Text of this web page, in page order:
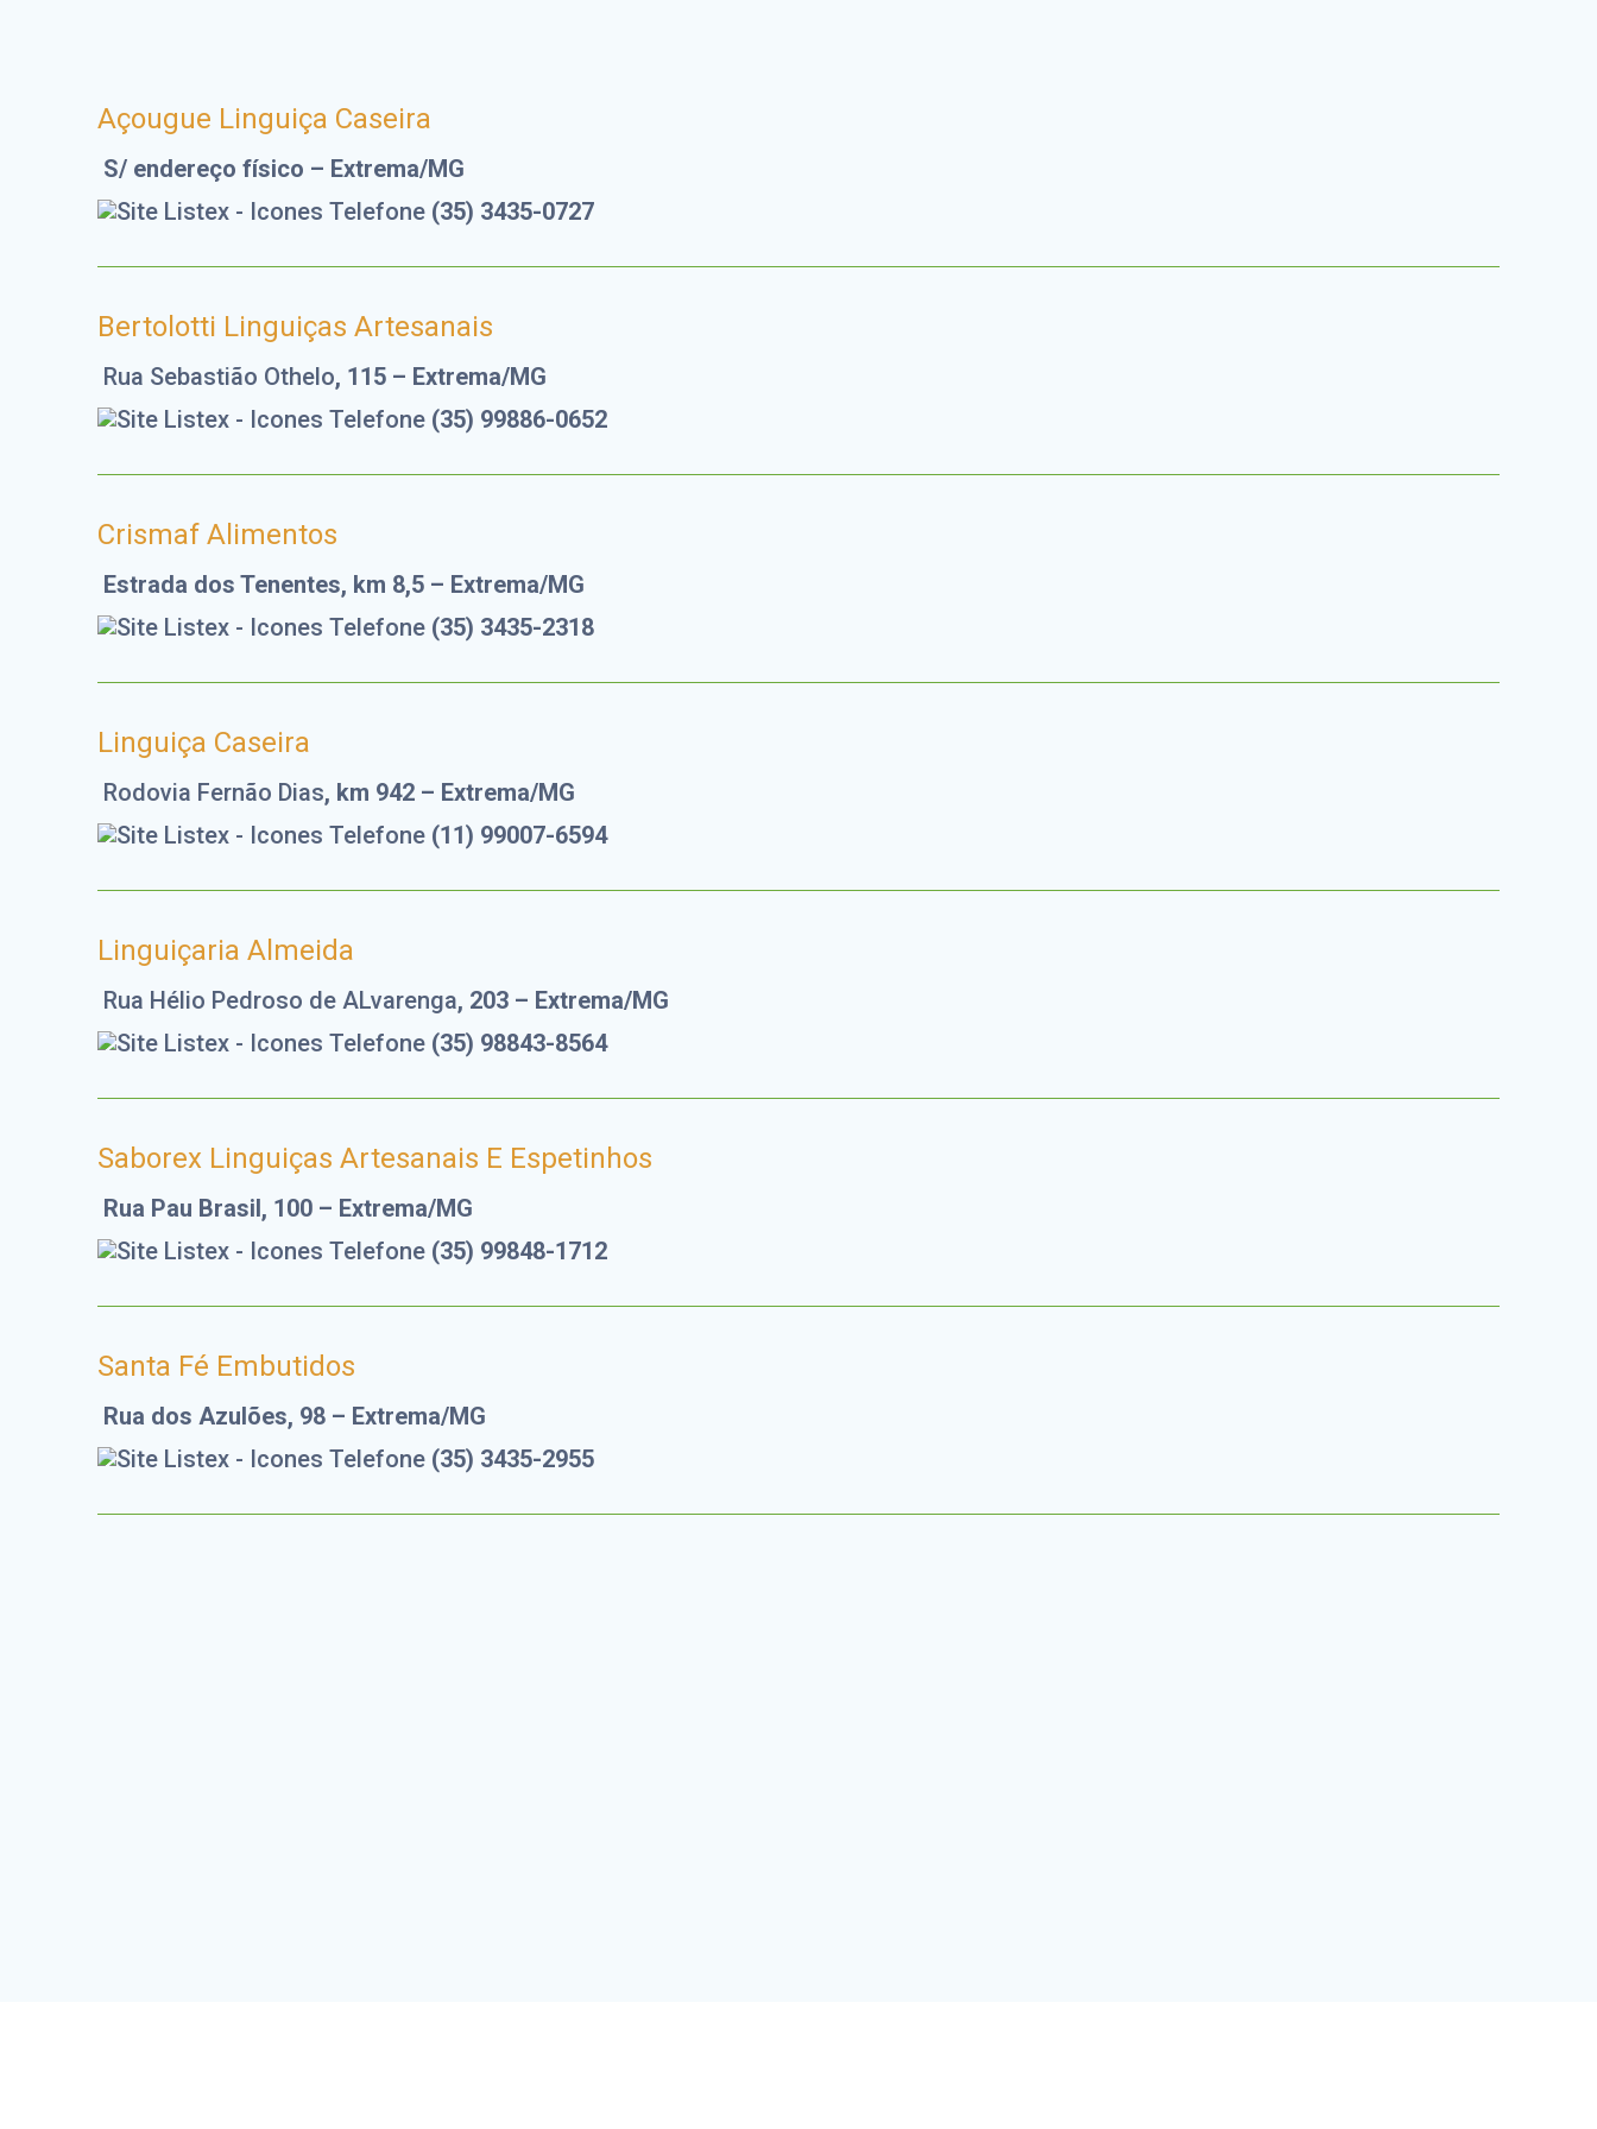
Açougue Linguiça Caseira
S/ endereço físico – Extrema/MG
(35) 3435-0727
Bertolotti Linguiças Artesanais
Rua Sebastião Othelo, 115 – Extrema/MG
(35) 99886-0652
Crismaf Alimentos
Estrada dos Tenentes, km 8,5 – Extrema/MG
(35) 3435-2318
Linguiça Caseira
Rodovia Fernão Dias, km 942 – Extrema/MG
(11) 99007-6594
Linguiçaria Almeida
Rua Hélio Pedroso de ALvarenga, 203 – Extrema/MG
(35) 98843-8564
Saborex Linguiças Artesanais E Espetinhos
Rua Pau Brasil, 100 – Extrema/MG
(35) 99848-1712
Santa Fé Embutidos
Rua dos Azulões, 98 – Extrema/MG
(35) 3435-2955